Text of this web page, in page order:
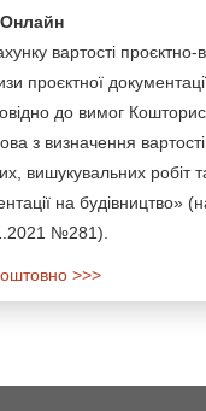
вартості
проєктної
до вимог
з визначення
вишукувальних робіт
на будівництво»
№281).
>>>